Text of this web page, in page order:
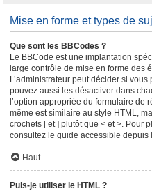
Mise en forme et types de
Que sont les BBCodes ?
Le BBCode est une implantation
large contrôle de mise en forme des
L’administrateur peut décider si
pouvez aussi les désactiver dans
l’option appropriée du formulaire de
même est similaire au style HTML,
crochets [ et ] plutôt que < et >. Pour
consultez le guide accessible
Haut
Puis-je utiliser le HTML ?